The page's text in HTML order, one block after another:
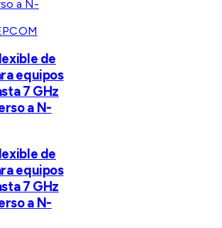
de
equipos
7 GHz
a N-
de
equipos
7 GHz
a N-